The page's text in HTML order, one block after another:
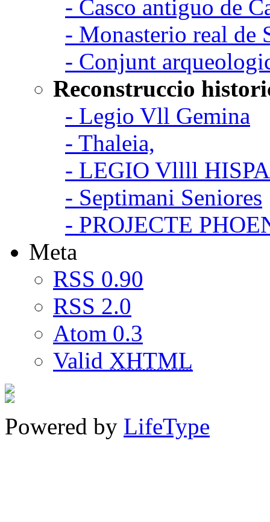
- Casco antiguo de
- Monasterio real de
- Conjunt
Reconstruccio
- Legio Vll Gemina
- Thaleia,
- LEGIO Vllll
- Septimani Seniores
- PROJECTE
Meta
RSS 0.90
RSS 2.0
Atom 0.3
Valid XHTML
Powered by LifeType